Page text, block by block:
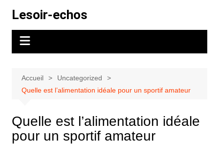
contenu
Lesoir-echos
Accueil
Uncategorized
Quelle est l’alimentation idéale pour un sportif amateur
Quelle est l’alimentation idéale
pour un sportif amateur